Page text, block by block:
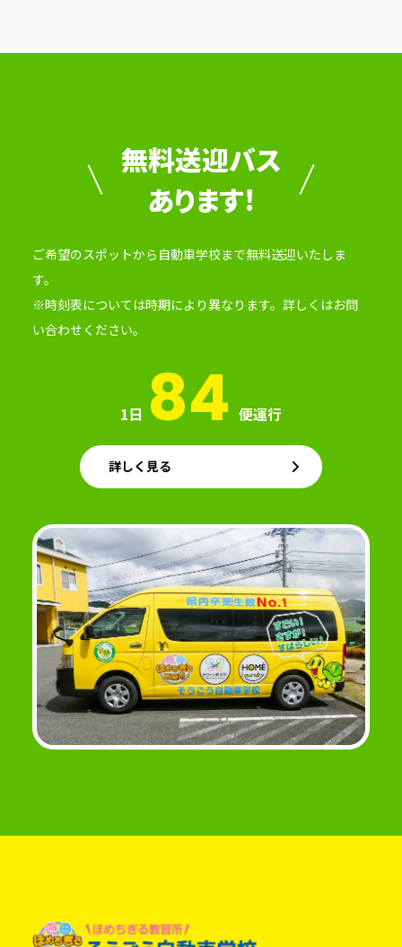
無料送迎バス
あります!
ご希望のスポットから自動車学校まで無料送迎いたしま
す。
※時刻表については時期により異なります。詳しくはお問
い合わせください。
1日 84 便運行
詳しく見る